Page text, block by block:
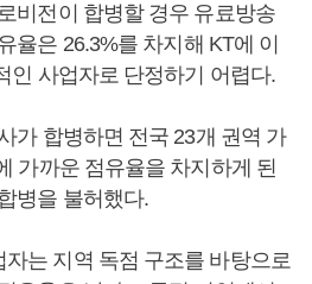
비전이 합병할 경우 유료방송
율은 26.3%를 차지해 KT에 이
인 사업자로 단정하기 어렵다.
가 합병하면 전국 23개 권역 가
가까운 점유율을 차지하게 된
병을 불허했다.
는 지역 독점 구조를 바탕으로